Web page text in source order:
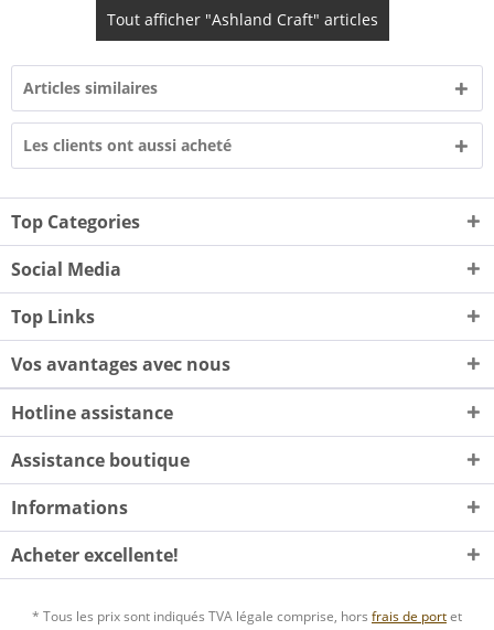
Tout afficher "Ashland Craft" articles
Articles similaires
Les clients ont aussi acheté
Top Categories
Social Media
Top Links
Vos avantages avec nous
Hotline assistance
Assistance boutique
Informations
Acheter excellente!
* Tous les prix sont indiqués TVA légale comprise, hors frais de portet